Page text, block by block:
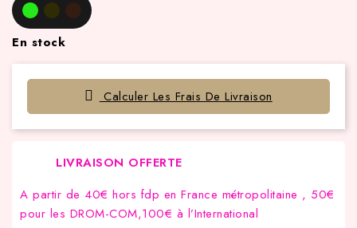
En stock
Calculer Les Frais De Livraison
LIVRAISON OFFERTE
A partir de 40€ hors fdp en France métropolitaine , 50€
pour les DROM-COM,100€ à l’International